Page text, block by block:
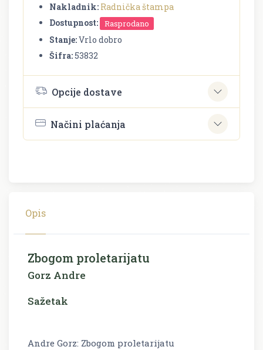
Nakladnik: Radnička štampa
Dostupnost:
Rasprodano
Stanje:Vrlo dobro
Šifra:53832
Opcije dostave
Načini plaćanja
Opis
Zbogom proletarijatu
Gorz Andre
Sažetak
Andre Gorz: Zbogom proletarijatu